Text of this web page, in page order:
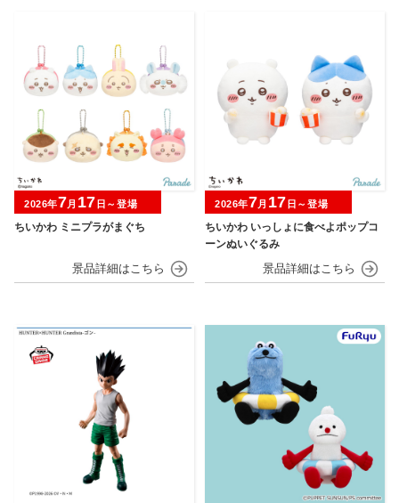
ちいかわ ミニプラがまぐち
2026年7月 17 日～登場
ちいかわ いっしょに食べよポップコ
ーンぬいぐるみ
2026年7月 17 日～登場